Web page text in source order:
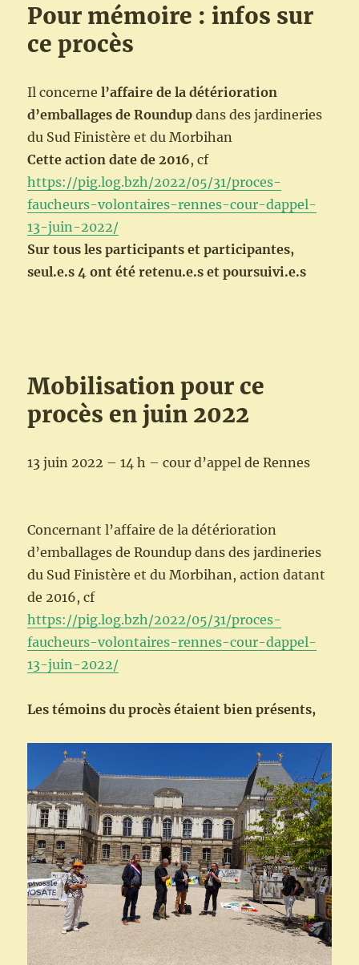
Pour mémoire : infos sur
ce procès
Il concernel’affaire de la détérioration
d’emballages de Roundup dans des jardineries
du Sud Finistère et du Morbihan
Cette action date de 2016, cf
https://pig.log.bzh/2022/05/31/proces-
faucheurs-volontaires-rennes-cour-dappel-
13-juin-2022/
Sur tous les participants et participantes,
seul.e.s 4 ont été retenu.e.s et poursuivi.e.s
Mobilisation pour ce
procès en juin 2022
13 juin 2022 – 14 h – cour d’appel de Rennes
Concernant l’affaire de la détérioration
d’emballages de Roundup dans des jardineries
du Sud Finistère et du Morbihan, action datant
de 2016, cf
https://pig.log.bzh/2022/05/31/proces-
faucheurs-volontaires-rennes-cour-dappel-
13-juin-2022/
Les témoins du procès étaient bien présents,